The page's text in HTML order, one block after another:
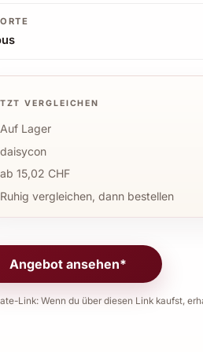
VERGLEICHEN
Auf Lager
daisycon
ab 15,02 CHF
Ruhig vergleichen, dann bestellen
Angebot ansehen*
Link: Wenn du über diesen Link kaufst,